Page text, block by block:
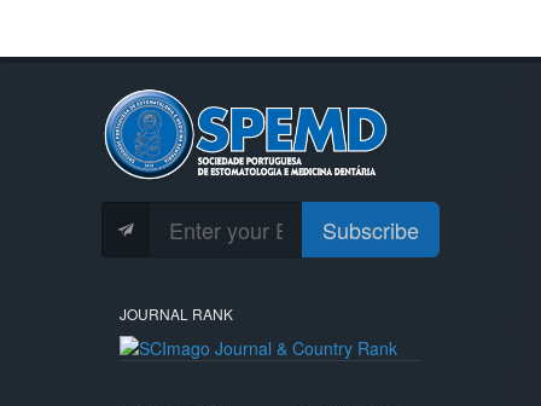
Subscribe
JOURNAL RANK